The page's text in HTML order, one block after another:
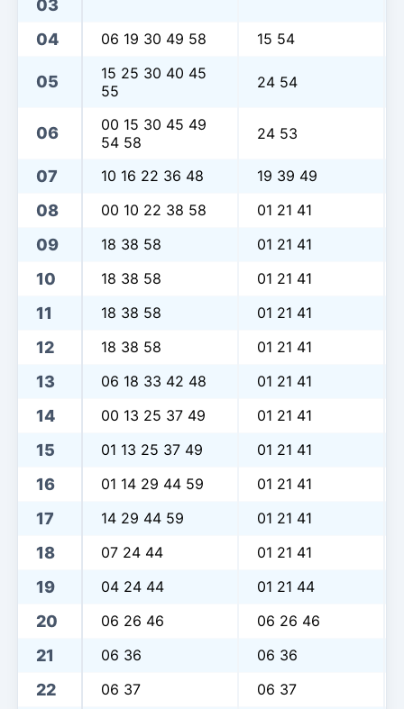
03
04
06 19 30 49 58 15 54
05
15 25 30 40 45
55
24 54
06
00 15 30 45 49
54 58
24 53
07 10 16 22 36 48 19 39 49
08 00 10 22 38 58 01 21 41
09 18 38 58 01 21 41
10 18 38 58 01 21 41
11 18 38 58 01 21 41
12 18 38 58 01 21 41
13 06 18 33 42 48 01 21 41
14 00 13 25 37 49 01 21 41
15 01 13 25 37 49 01 21 41
16 01 14 29 44 59 01 21 41
17 14 29 44 59 01 21 41
18 07 24 44 01 21 41
19 04 24 44 01 21 44
20 06 26 46 06 26 46
21 06 36 06 36
22 06 37 06 37